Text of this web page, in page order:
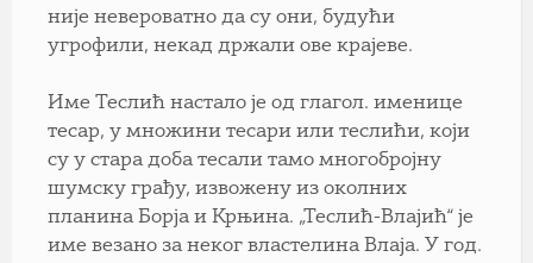
није невероватно да су они, будући
угрофили, некад држали ове крајеве.
Име Теслић настало је од глагол. именице
тесар, у множини тесари или теслићи, који
су у стара доба тесали тамо многобројну
шумску грађу, извожену из околних
планина Борја и Крњина. „Теслић-Влајић“ је
име везано за неког властелина Влаја. У год.